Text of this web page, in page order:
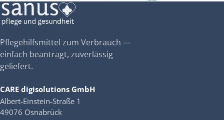
Pflegehilfsmittel zum Verbrauch —
einfach beantragt, zuverlässig
geliefert.
CARE digisolutions GmbH
Albert-Einstein-Straße 1
49076 Osnabrück